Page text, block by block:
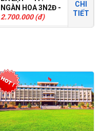
NGÀN HOA 3N2Đ -
TOUR GHÉP
2.700.000 (đ)
CHI
TIẾT